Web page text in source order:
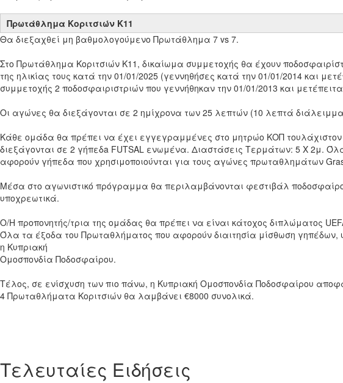
Πρωτάθλημα Κοριτσιών Κ11
Θα διεξαχθεί μη βαθμολογούμενο Πρωτάθλημα 7 vs 7.
Στο Πρωτάθλημα Κοριτσιών Κ11, δικαίωμα συμμετοχής θα έχουν
της ηλικίας τους κατά την 01/01/2025 (γεννηθήσες κατά την 01/01/2014 και
συμμετοχής 2 ποδοσφαιριστριών που γεννήθηκαν την 01/01/2013 και
Οι αγώνες θα διεξάγονται σε 2 ημίχρονα των 25 λεπτών (10 λεπτά
Κάθε ομάδα θα πρέπει να έχει εγγεγραμμένες στο μητρώο ΚΟΠ
διεξάγονται σε 2 γήπεδa FUTSAL ενωμένα. Διαστάσεις Τερμάτων: 5 Χ 2μ.
αφορούν γήπεδα που χρησιμοποιούνται για τους αγώνες πρωταθλημάτων
Μέσα στο αγωνιστικό πρόγραμμα θα περιλαμβάνονται φεστιβάλ
υποχρεωτικά.
Ο/Η προπονητής/τρια της ομάδας θα πρέπει να είναι κάτοχος διπλώματος
Όλα τα έξοδα του Πρωταθλήματος που αφορούν διαιτησία μίσθωση γηπέδων,
η Κυπριακή
Ομοσπονδία Ποδοσφαίρου.
Τέλος, σε ενίσχυση των πιο πάνω, η Κυπριακή Ομοσπονδία Ποδοσφαίρου
4 Πρωταθλήματα Κοριτσιών θα λαμβάνει €8000 συνολικά.
Τελευταίες Ειδήσεις